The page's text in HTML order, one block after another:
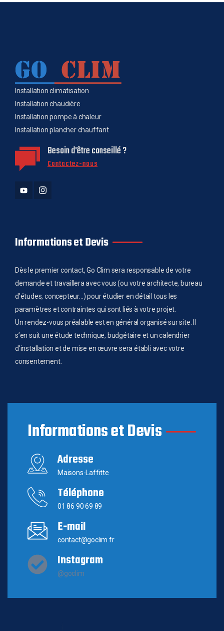
Installation climatisation
Installation chaudière
Installation pompe à chaleur
Installation plancher chauffant
Besoin d'être conseillé ?
Contactez-nous
Informations et Devis
Dès le premier contact, Go Clim sera responsable de votre
demande et travaillera avec vous (ou votre architecte, bureau
d’études, concepteur…) pour étudier en détail tous les
paramètres et contraintes qui sont liés à votre projet.
Un rendez-vous préalable est en général organisé sur site. Il
s’en suit une étude technique, budgétaire et un calendrier
d’installation et de mise en œuvre sera établi avec votre
consentement.
Informations et Devis
Adresse
Maisons-Laffitte
Téléphone
01 86 90 69 89
E-mail
contact@goclim.fr
Instagram
@goclim